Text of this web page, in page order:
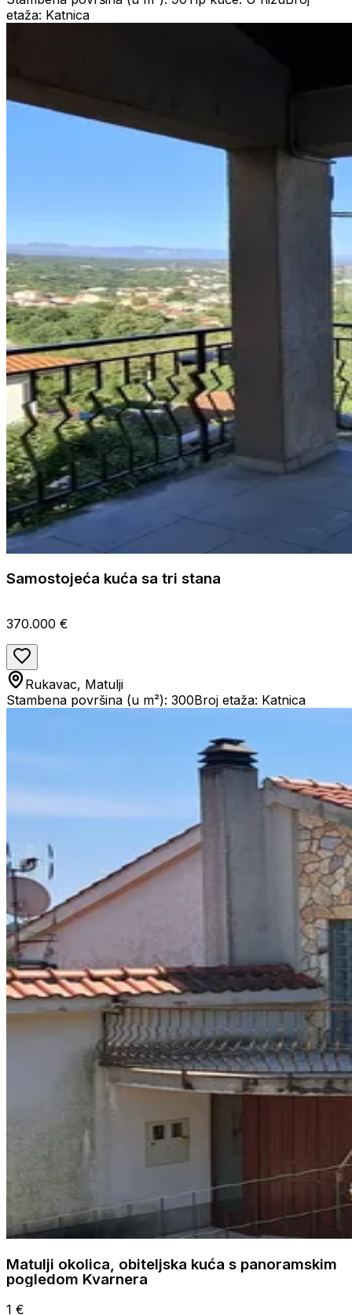
etaža: Katnica
Samostojeća kuća sa tri stana
370.000 €
Rukavac, Matulji
Stambena površina (u m²): 300Broj etaža: Katnica
Matulji okolica, obiteljska kuća s panoramskim
pogledom Kvarnera
1 €